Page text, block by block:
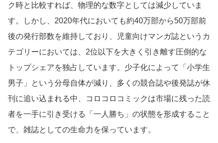
ク時と比較すれば、物理的な数字としては減少していま
す。しかし、2020年代においても約40万部から50万部前
後の発行部数を維持しており、児童向けマンガ誌というカ
テゴリーにおいては、2位以下を大きく引き離す圧倒的な
トップシェアを独占しています。少子化によって「小学生
男子」という分母自体が減り、多くの競合誌や後発誌が休
刊に追い込まれる中、コロコロコミックは市場に残った読
者を一手に引き受ける「一人勝ち」の状態を形成すること
で、雑誌としての生命力を保っています。